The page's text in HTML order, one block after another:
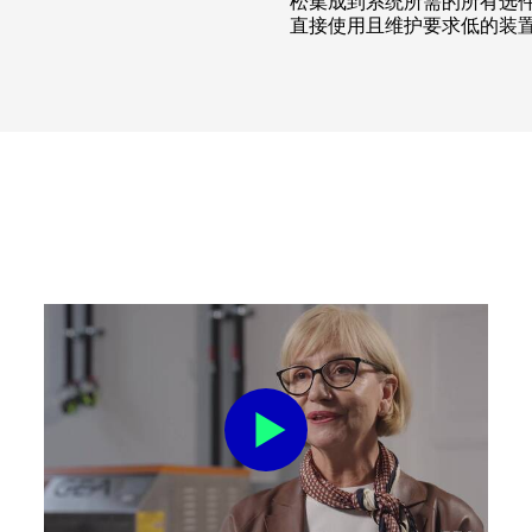
直接使用且维护要求低的装置